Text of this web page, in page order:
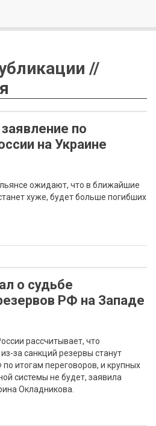
//
по
на Украине
ожидают, что в ближайшие
хуже, будет больше погибших
о судьбе
РФ на Западе
рассчитывает, что
за санкций резервы станут
итогам переговоров, и крупных
системы не будет, заявила
Окладникова.